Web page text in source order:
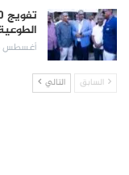
أغسطس 6, 2026
السابق التالي